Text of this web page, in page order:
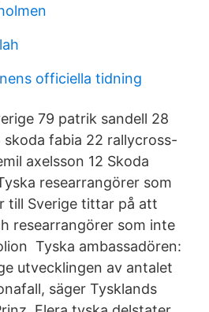
officiella tidning
79 patrik sandell 28
fabia 22 rallycross-
axelsson 12 Skoda
researrangörer som
till Sverige tittar på att
researrangörer som inte
Tyska ambassadören:
utvecklingen av antalet
säger Tysklands